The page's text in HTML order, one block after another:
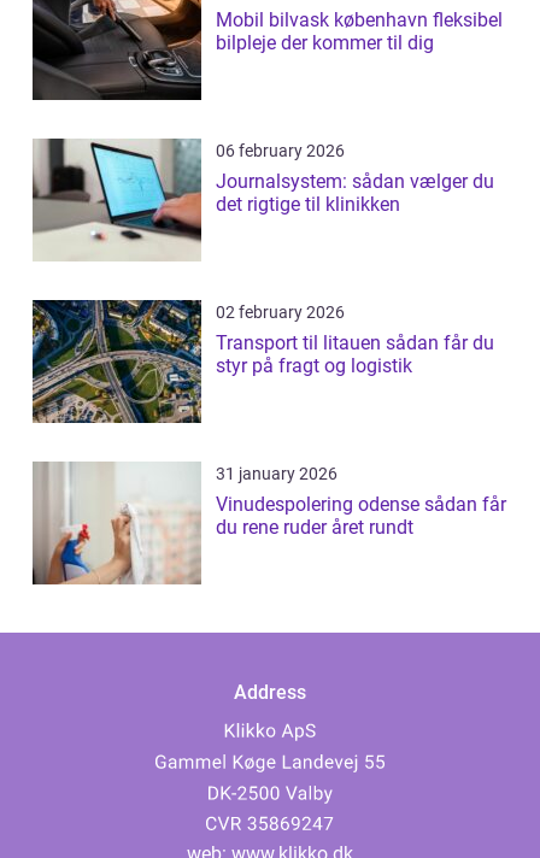
Mobil bilvask københavn fleksibel
bilpleje der kommer til dig
06 february 2026
Journalsystem: sådan vælger du
det rigtige til klinikken
02 february 2026
Transport til litauen sådan får du
styr på fragt og logistik
31 january 2026
Vinudespolering odense sådan får
du rene ruder året rundt
Address